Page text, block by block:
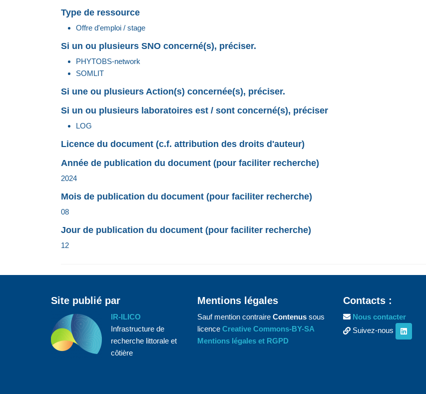
Type de ressource
Offre d'emploi / stage
Si un ou plusieurs SNO concerné(s), préciser.
PHYTOBS-network
SOMLIT
Si une ou plusieurs Action(s) concernée(s), préciser.
Si un ou plusieurs laboratoires est / sont concerné(s), préciser
LOG
Licence du document (c.f. attribution des droits d'auteur)
Année de publication du document (pour faciliter recherche)
2024
Mois de publication du document (pour faciliter recherche)
08
Jour de publication du document (pour faciliter recherche)
12
Site publié par
IR-ILICO
Infrastructure de
recherche littorale et
côtière
Mentions légales
Sauf mention contraire Contenussous
licence Creative Commons-BY-SA
Mentions légales et RGPD
Contacts :
Nous contacter
Suivez-nous